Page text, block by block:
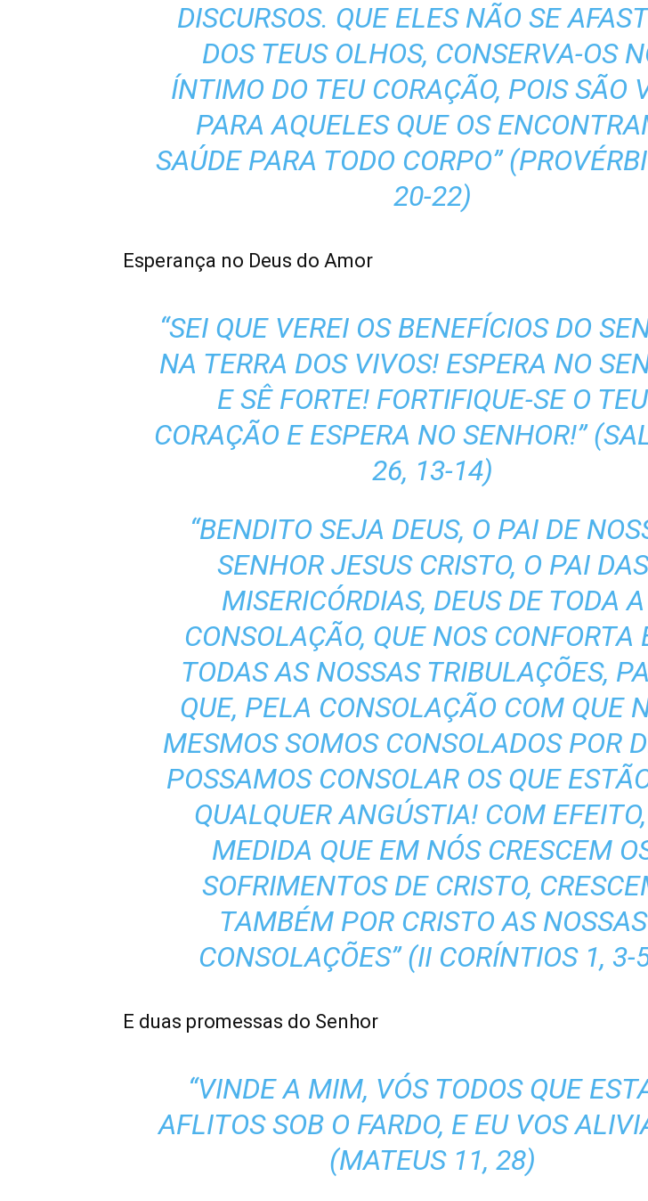
DISCURSOS. QUE ELES NÃO SE
DOS TEUS OLHOS, CONSERVA-OS
ÍNTIMO DO TEU CORAÇÃO, POIS SÃO
PARA AQUELES QUE OS
SAÚDE PARA TODO CORPO”
20-22)
Esperança no Deus do Amor
“SEI QUE VEREI OS BENEFÍCIOS DO
NA TERRA DOS VIVOS! ESPERA NO
E SÊ FORTE! FORTIFIQUE-SE O TEU
CORAÇÃO E ESPERA NO SENHOR!”
26, 13-14)
“BENDITO SEJA DEUS, O PAI DE
SENHOR JESUS CRISTO, O PAI DAS
MISERICÓRDIAS, DEUS DE TODA A
CONSOLAÇÃO, QUE NOS CONFORTA
TODAS AS NOSSAS TRIBULAÇÕES,
QUE, PELA CONSOLAÇÃO COM QUE
MESMOS SOMOS CONSOLADOS POR
POSSAMOS CONSOLAR OS QUE
QUALQUER ANGÚSTIA! COM
MEDIDA QUE EM NÓS CRESCEM
SOFRIMENTOS DE CRISTO,
TAMBÉM POR CRISTO AS NOSSAS
CONSOLAÇÕES” (II CORÍNTIOS 1, 3-
E duas promessas do Senhor
“VINDE A MIM, VÓS TODOS QUE
AFLITOS SOB O FARDO, E EU VOS
(MATEUS 11, 28)